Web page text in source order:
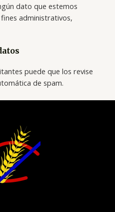
dato que estemos
administrativos,
puede que los revise
de spam.